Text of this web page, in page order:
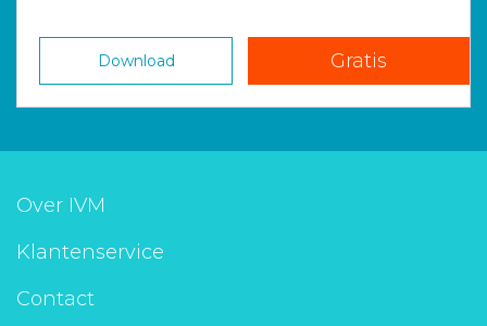
Download Gratis
Over IVM
Klantenservice
Contact